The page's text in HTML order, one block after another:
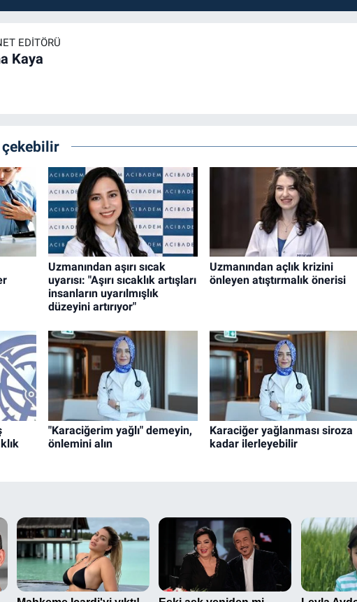
EDITÖRÜ
Kaya
Uzmanından aşırı sıcak
uyarısı: "Aşırı sıcaklık artışları
insanların uyarılmışlık
düzeyini artırıyor"
Uzmanından açlık krizini
önleyen atıştırmalık önerisi
"Karaciğerim yağlı" demeyin,
önlemini alın
Karaciğer yağlanması siroza
kadar ilerleyebilir